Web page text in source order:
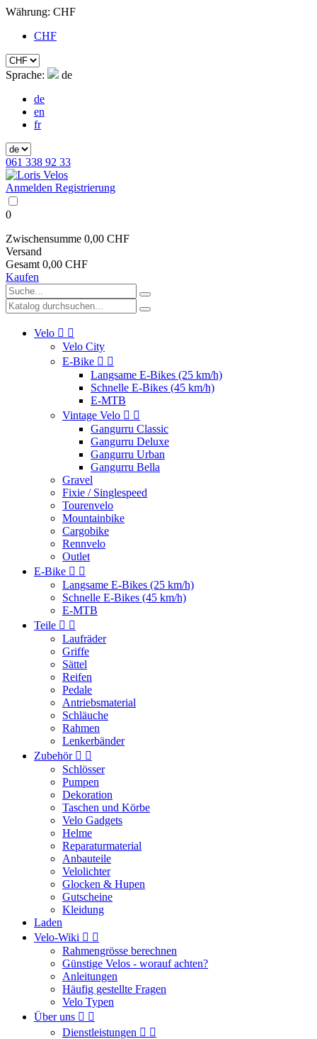
Währung: CHF
CHF
Sprache:
de
de
en
fr
061 338 92 33
Anmelden Registrierung
0
Zwischensumme 0,00 CHF
Versand
Gesamt 0,00 CHF
Kaufen
Velo  
Velo City
E-Bike  
Langsame E-Bikes (25 km/h)
Schnelle E-Bikes (45 km/h)
E-MTB
Vintage Velo  
Gangurru Classic
Gangurru Deluxe
Gangurru Urban
Gangurru Bella
Gravel
Fixie / Singlespeed
Tourenvelo
Mountainbike
Cargobike
Rennvelo
Outlet
E-Bike  
Langsame E-Bikes (25 km/h)
Schnelle E-Bikes (45 km/h)
E-MTB
Teile  
Laufräder
Griffe
Sättel
Reifen
Pedale
Antriebsmaterial
Schläuche
Rahmen
Lenkerbänder
Zubehör  
Schlösser
Pumpen
Dekoration
Taschen und Körbe
Velo Gadgets
Helme
Reparaturmaterial
Anbauteile
Velolichter
Glocken & Hupen
Gutscheine
Kleidung
Laden
Velo-Wiki  
Rahmengrösse berechnen
Günstige Velos - worauf achten?
Anleitungen
Häufig gestellte Fragen
Velo Typen
Über uns  
Dienstleistungen  